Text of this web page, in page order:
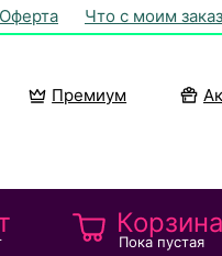
Оферта Что с моим
Премиум
Корзина
Пока пустая